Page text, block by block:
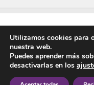
Contacto
Colabora
Asociación Manuel Azaña
Utilizamos cookies para
nuestra web.
Puedes aprender más
desactivarlas en los